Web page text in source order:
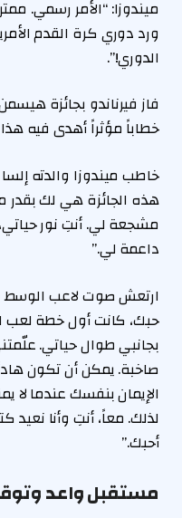
ميندوزا: “الأمر رسمي.
الدوري!”.
خطاباً مؤثراً أهدى فيه
خاطب ميندوزا والدته
هذه الجائزة هي لك بقدر
مشجعة لي. أنتِ نور
داعمة لي.”
ارتعش صوت لاعب الوسط
حبك، كانت أول خطة لعب
بجانبي طوال حياتي.
صاخبة. يمكن أن تكون
الإيمان بنفسك عندما لا
لذلك. معاً، أنتِ وأنا نعيد
أحبك.”
مستقبل واعد